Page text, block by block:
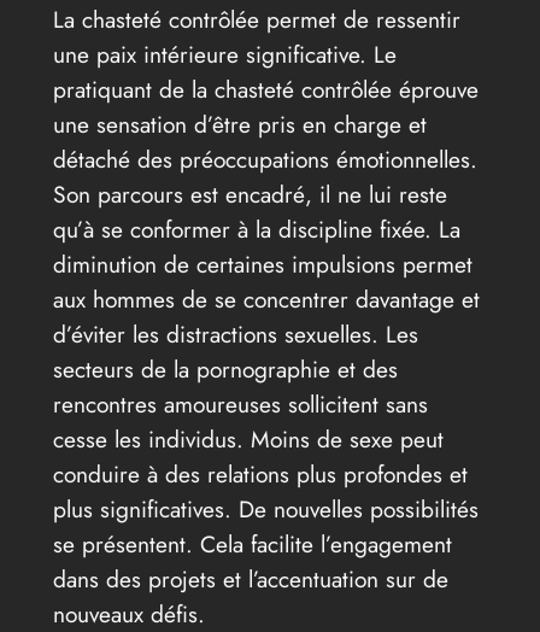
La chasteté contrôlée permet de ressentir
une paix intérieure significative. Le
pratiquant de la chasteté contrôlée éprouve
une sensation d’être pris en charge et
détaché des préoccupations émotionnelles.
Son parcours est encadré, il ne lui reste
qu’à se conformer à la discipline fixée. La
diminution de certaines impulsions permet
aux hommes de se concentrer davantage et
d’éviter les distractions sexuelles. Les
secteurs de la pornographie et des
rencontres amoureuses sollicitent sans
cesse les individus. Moins de sexe peut
conduire à des relations plus profondes et
plus significatives. De nouvelles possibilités
se présentent. Cela facilite l’engagement
dans des projets et l’accentuation sur de
nouveaux défis.